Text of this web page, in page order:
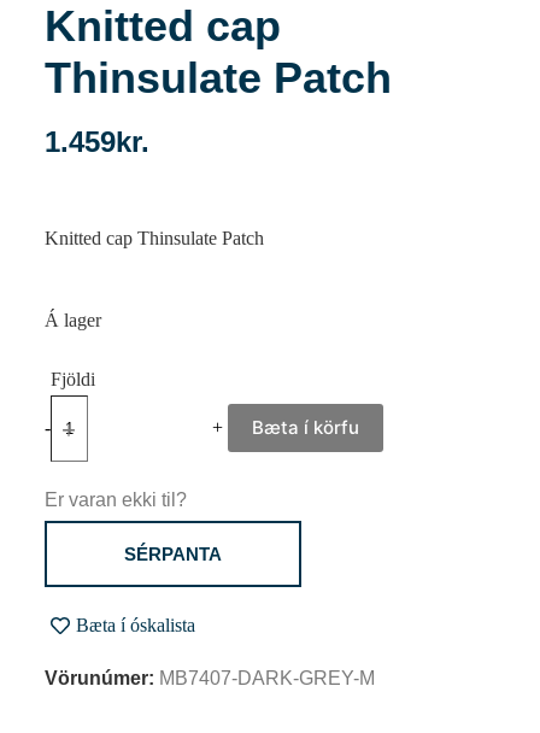
Knitted cap
Thinsulate Patch
1.459kr.
Knitted cap Thinsulate Patch
Á lager
- + Bæta í körfu
Er varan ekki til?
SÉRPANTA
Bæta í óskalista
Vörunúmer: MB7407-DARK-GREY-M